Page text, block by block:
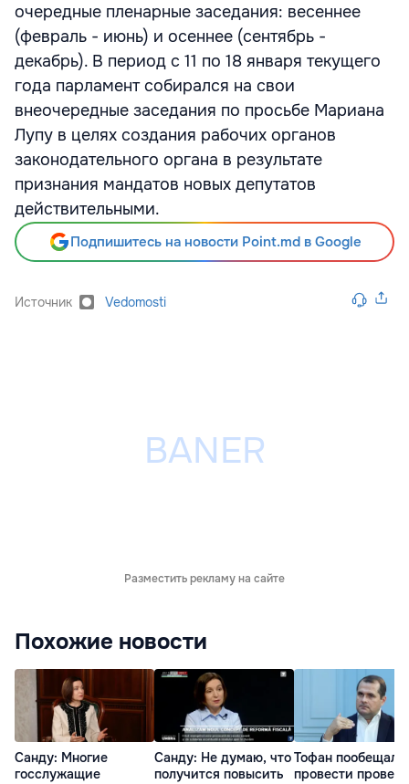
очередные пленарные заседания: весеннее
(февраль - июнь) и осеннее (сентябрь -
декабрь). В период с 11 по 18 января текущего
года парламент собирался на свои
внеочередные заседания по просьбе Мариана
Лупу в целях создания рабочих органов
законодательного органа в результате
признания мандатов новых депутатов
действительными.
Подпишитесь на новости Point.md в Google
Источник Vedomosti
Разместить рекламу на сайте
Похожие новости
Санду: Многие
госслужащие
Санду: Не думаю, что
получится повысить
Тофан пообещал
провести